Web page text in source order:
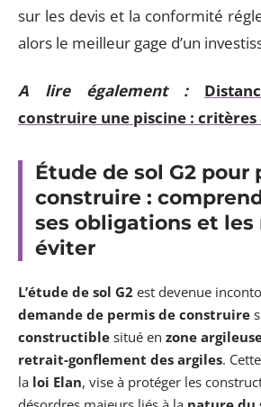
sur les devis et la conformité
alors le meilleur gage d’un
A lire également :
construire une piscine : critères
Étude de sol G2 pour
construire :
ses obligations et les
éviter
L’étude de sol G2 est devenue
demande de permis de construire
constructible situé en zone
retrait-gonflement des argiles.
la loi Elan, vise à protéger les